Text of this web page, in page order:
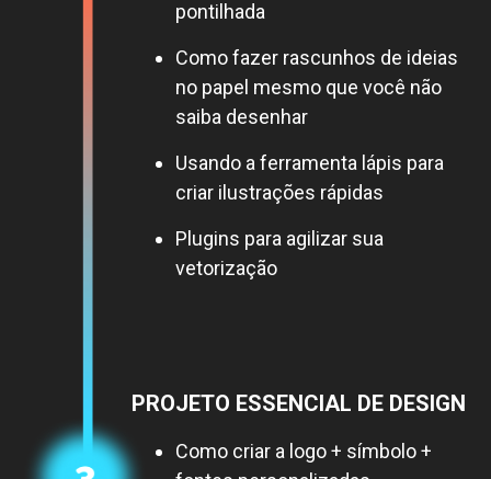
pontilhada
Como fazer rascunhos de ideias
no papel mesmo que você não
saiba desenhar
Usando a ferramenta lápis para
criar ilustrações rápidas
Plugins para agilizar sua
vetorização
PROJETO ESSENCIAL DE DESIGN
Como criar a logo + símbolo +